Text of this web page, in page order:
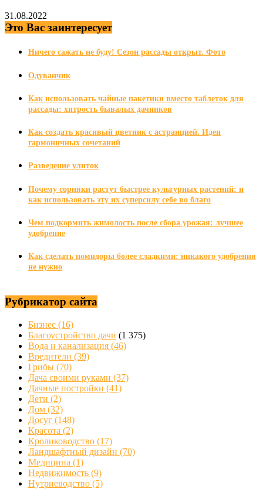
31.08.2022
Это Вас заинтересует
Ничего сажать не буду! Сезон рассады открыт. Фото
Одуванчик
Как использовать чайные пакетики вместо таблеток для
рассады: хитрость бывалых дачников
Как создать красивый цветник с астранцией. Идеи
гармоничных сочетаний
Разведение улиток
Почему сорняки растут быстрее культурных растений: и
как использовать эту их суперсилу себе во благо
Чем подкормить жимолость после сбора урожая: лучшее
удобрение
Как сделать помидоры более сладкими: никакого удобрения
не нужно
Рубрикатор сайта
Бизнес (16)
Благоустройство дачи (1 375)
Вода и канализация (46)
Вредители (39)
Грибы (70)
Дача своими руками (37)
Дачные постройки (41)
Дети (2)
Дом (32)
Досуг (148)
Красота (2)
Кролиководство (17)
Ландшафтный дизайн (70)
Медицина (1)
Недвижимость (9)
Нутриеводство (5)